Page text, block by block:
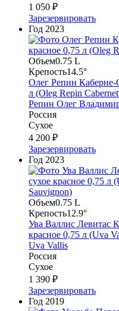
1 050 ₽
Зарезервировать
Год 2023
Объем0.75 L
Крепость14.5°
Олег Репин Каберне-
л (Oleg Repin
Репин Олег
Россия
Сухое
4 200 ₽
Зарезервировать
Год 2023
Объем0.75 L
Крепость12.9°
Ува Валлис Левитас
красное 0,75 л (Uva
Uva Vallis
Россия
Сухое
1 390 ₽
Зарезервировать
Год 2019